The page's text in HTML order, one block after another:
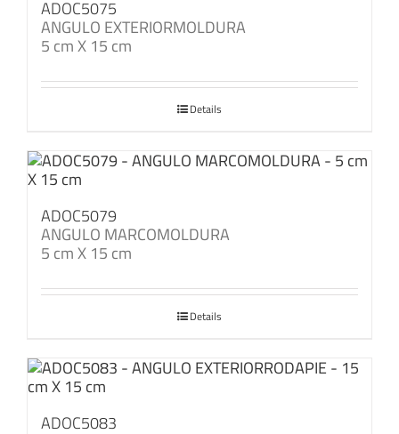
ADOC5075
ANGULO EXTERIORMOLDURA
5 cm X 15 cm
Details
ADOC5079
ANGULO MARCOMOLDURA
5 cm X 15 cm
Details
ADOC5083